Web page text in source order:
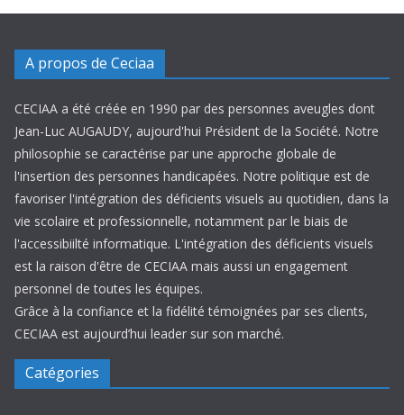
A propos de Ceciaa
CECIAA a été créée en 1990 par des personnes aveugles dont
Jean-Luc AUGAUDY, aujourd'hui Président de la Société. Notre
philosophie se caractérise par une approche globale de
l'insertion des personnes handicapées. Notre politique est de
favoriser l'intégration des déficients visuels au quotidien, dans la
vie scolaire et professionnelle, notamment par le biais de
l'accessibiilté informatique. L'intégration des déficients visuels
est la raison d'être de CECIAA mais aussi un engagement
personnel de toutes les équipes.
Grâce à la confiance et la fidélité témoignées par ses clients,
CECIAA est aujourd’hui leader sur son marché.
Catégories